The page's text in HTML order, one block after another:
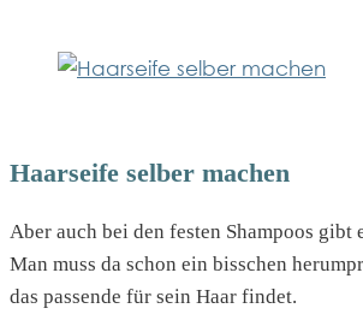
Haarseife selber machen
Aber auch bei den festen Shampoos gibt
Man muss da schon ein bisschen
das passende für sein Haar findet.